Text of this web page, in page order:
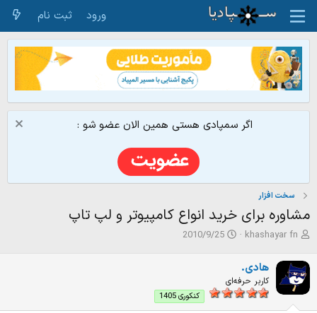
ورود ثبت نام
اگر سمپادی هستی همین الان عضو شو :
سخت افزار
مشاوره برای خرید انواع کامپیوتر و لپ تاپ
ش
و
ع
ک
ن
khashayar fn
ت
ش
2010/9/25
هادی.
کاربر حرفه‌ای
کنکوری 1405